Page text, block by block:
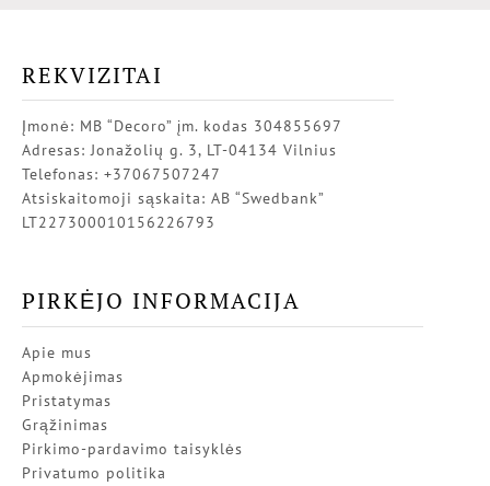
REKVIZITAI
Įmonė: MB “Decoro” įm. kodas 304855697
Adresas: Jonažolių g. 3, LT-04134 Vilnius
Telefonas: +37067507247
Atsiskaitomoji sąskaita: AB “Swedbank”
LT227300010156226793
PIRKĖJO INFORMACIJA
Apie mus
Apmokėjimas
Pristatymas
Grąžinimas
Pirkimo-pardavimo taisyklės
Privatumo politika